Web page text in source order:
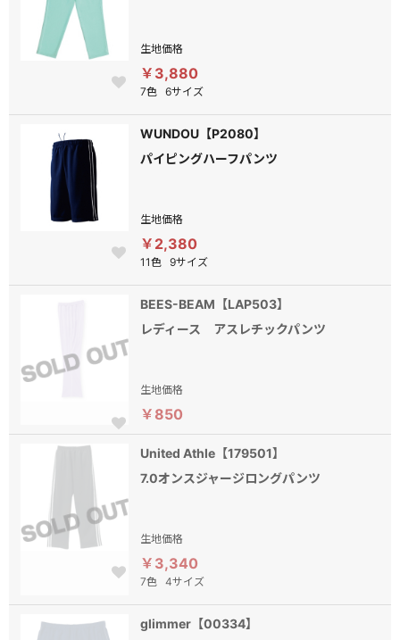
生地価格
￥3,880
7色 6サイズ
WUNDOU【P2080】
パイピングハーフパンツ
生地価格
￥2,380
11色 9サイズ
BEES-BEAM【LAP503】
レディース アスレチックパンツ
生地価格
￥850
United Athle【179501】
7.0オンスジャージロングパンツ
生地価格
￥3,340
7色 4サイズ
glimmer【00334】